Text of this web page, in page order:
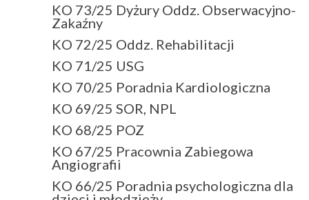
KO 73/25 Dyżury Oddz. Obserwacyjno-
Zakaźny
KO 72/25 Oddz. Rehabilitacji
KO 71/25 USG
KO 70/25 Poradnia Kardiologiczna
KO 69/25 SOR, NPL
KO 68/25 POZ
KO 67/25 Pracownia Zabiegowa
Angiografii
KO 66/25 Poradnia psychologiczna dla